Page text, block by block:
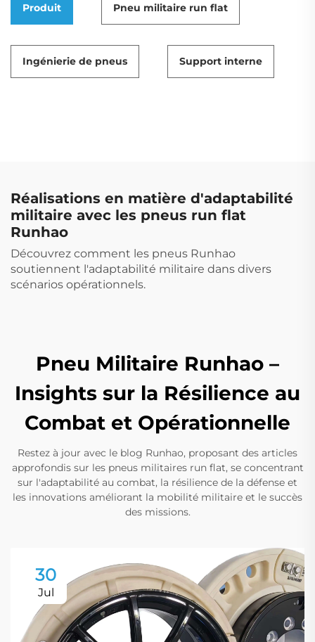
Produit Pneu militaire run flat
Ingénierie de pneus Support interne
Réalisations en matière d'adaptabilité
militaire avec les pneus run flat
Runhao
Découvrez comment les pneus Runhao
soutiennent l'adaptabilité militaire dans divers
scénarios opérationnels.
Pneu Militaire Runhao –
Insights sur la Résilience au
Combat et Opérationnelle
Restez à jour avec le blog Runhao, proposant des articles
approfondis sur les pneus militaires run flat, se concentrant
sur l'adaptabilité au combat, la résilience de la défense et
les innovations améliorant la mobilité militaire et le succès
des missions.
30
Jul